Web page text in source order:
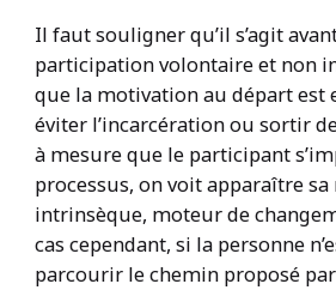
Il faut souligner qu’il s’agit
participation volontaire et non
que la motivation au départ est
éviter l’incarcération ou sortir
à mesure que le participant
processus, on voit apparaître
intrinsèque, moteur de
cas cependant, si la personne
parcourir le chemin proposé